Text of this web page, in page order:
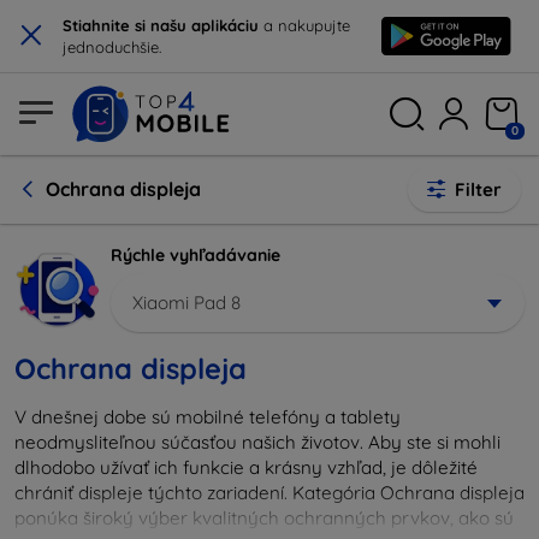
× Stiahnite si našu aplikáciu a nakupujte
jednoduchšie.
0
Ochrana displeja Filter
Rýchle vyhľadávanie
Xiaomi Pad 8
Ochrana displeja
V dnešnej dobe sú mobilné telefóny a tablety
neodmysliteľnou súčasťou našich životov. Aby ste si mohli
dlhodobo užívať ich funkcie a krásny vzhľad, je dôležité
chrániť displeje týchto zariadení. Kategória Ochrana displeja
ponúka široký výber kvalitných ochranných prvkov, ako sú